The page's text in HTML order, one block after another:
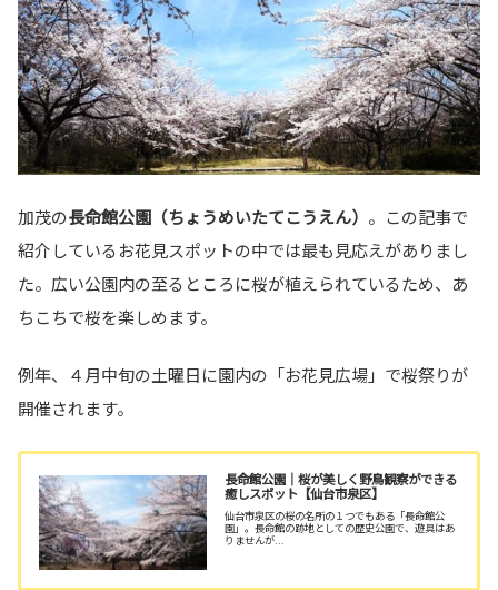
加茂の長命館公園（ちょうめいたてこうえん） 。この記事で
紹介しているお花見スポットの中では最も見応えがありまし
た。広い公園内の至るところに桜が植えられているため、あ
ちこちで桜を楽しめます。
例年、４月中旬の土曜日に園内の「お花見広場」で桜祭りが
開催されます。
長命館公園｜桜が美しく野鳥観察ができる
癒しスポット【仙台市泉区】
仙台市泉区の桜の名所の１つでもある「長命館公
園」。長命館の跡地としての歴史公園で、遊具はあ
りませんが...